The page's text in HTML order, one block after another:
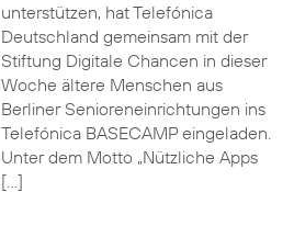
unterstützen, hat Telefónica
Deutschland gemeinsam mit der
Stiftung Digitale Chancen in dieser
Woche ältere Menschen aus
Berliner Senioreneinrichtungen ins
Telefónica BASECAMP eingeladen.
Unter dem Motto „Nützliche Apps
[…]